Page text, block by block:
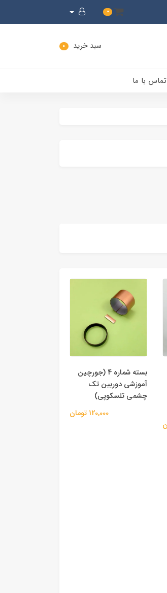
0
سبد خرید 0
تماس با ما
بسته شماره 4 (جورچین
آموزشی دوربین تک
چشمی تلسکوپی)
120,000 تومان